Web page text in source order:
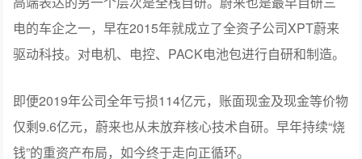
还有无铬鞣Nappa真皮与枫影真木、双飞航零重力行政座
椅、足底按摩、双侧行政桌案、8.8L智能冰箱、双16英寸
行政屏及九霄天琴9.2.4.8沉浸音响，打造行政座舱的高端
感。